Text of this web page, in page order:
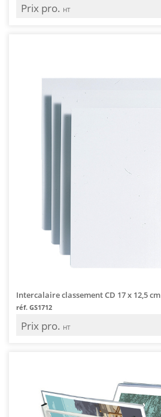
Prix pro. HT
Intercalaire classement CD 17 x 12,5 cm
réf. GS1712
Prix pro. HT